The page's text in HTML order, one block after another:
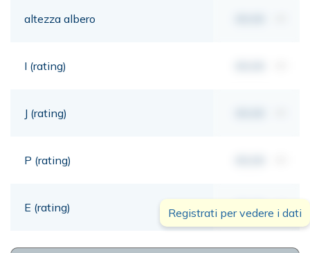
altezza albero
I (rating)
J (rating)
P (rating)
E (rating) 00,00 mt
Registrati per vedere i dati